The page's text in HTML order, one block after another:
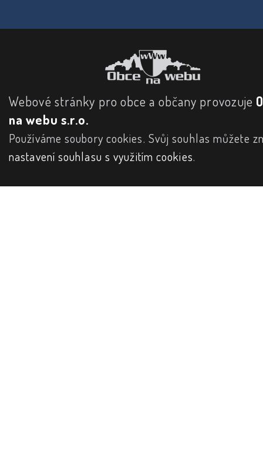
Webové stránky pro obce a občany provozuje
na webu s.r.o.
Používáme soubory cookies. Svůj souhlas můžete
nastavení souhlasu s využitím cookies.